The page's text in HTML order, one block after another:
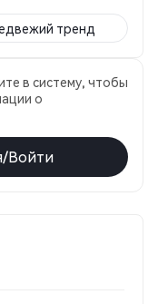
тренд
в систему, чтобы
о
Войти